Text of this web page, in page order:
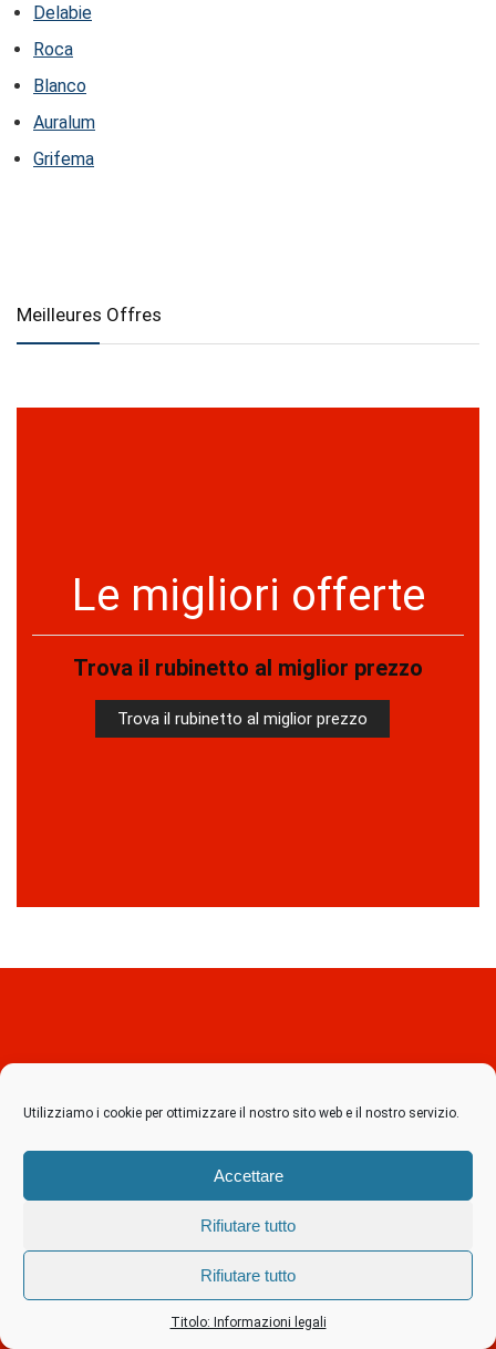
Utilizziamo i cookie per ottimizzare il nostro sito web e il nostro servizio.
Accettare
Rifiutare tutto
Rifiutare tutto
Titolo: Informazioni legali
Delabie
Roca
Blanco
Auralum
Grifema
Meilleures Offres
Le migliori offerte
Trova il rubinetto al miglior prezzo
Trova il rubinetto al miglior prezzo
Le migliori offerte
Trova il rubinetto al miglior prezzo
Trova il rubinetto al miglior prezzo